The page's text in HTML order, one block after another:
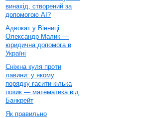
винахід, створений за
допомогою AI?
Адвокат у Вінниці
Олександр Малик —
юридична допомога в
Україні
Сніжна куля проти
лавини: у якому
порядку гасити кілька
позик — математика від
Банкрейт
Як правильно